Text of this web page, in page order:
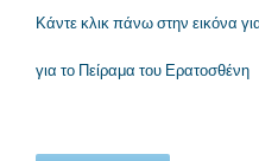
Κάντε κλικ πάνω στην εικόνα
για το Πείραμα του Ερατοσθένη